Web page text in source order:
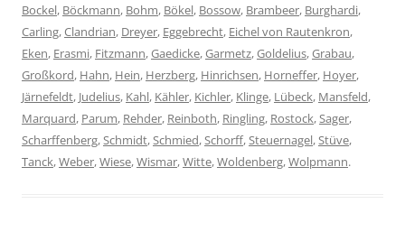
Bockel, Böckmann, Bohm, Bökel, Bossow, Brambeer, Burghardi,
Carling,Clandrian, Dreyer, Eggebrecht, Eichel von Rautenkron,
Eken, Erasmi, Fitzmann,Gaedicke,Garmetz,Goldelius,Grabau,
Großkord, Hahn, Hein, Herzberg, Hinrichsen, Horneffer, Hoyer,
Järnefeldt, Judelius, Kahl, Kähler, Kichler, Klinge, Lübeck, Mansfeld,
Marquard, Parum, Rehder, Reinboth, Ringling, Rostock,Sager,
Scharffenberg,Schmidt,Schmied,Schorff,Steuernagel,Stüve,
Tanck,Weber,Wiese,Wismar,Witte,Woldenberg,Wolpmann.